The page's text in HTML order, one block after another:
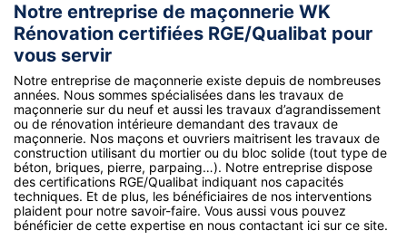
Notre entreprise de maçonnerie WK
Rénovation certifiées RGE/Qualibat pour
vous servir
Notre entreprise de maçonnerie existe depuis de nombreuses
années. Nous sommes spécialisées dans les travaux de
maçonnerie sur du neuf et aussi les travaux d’agrandissement
ou de rénovation intérieure demandant des travaux de
maçonnerie. Nos maçons et ouvriers maitrisent les travaux de
construction utilisant du mortier ou du bloc solide (tout type de
béton, briques, pierre, parpaing…). Notre entreprise dispose
des certifications RGE/Qualibat indiquant nos capacités
techniques. Et de plus, les bénéficiaires de nos interventions
plaident pour notre savoir-faire. Vous aussi vous pouvez
bénéficier de cette expertise en nous contactant ici sur ce site.